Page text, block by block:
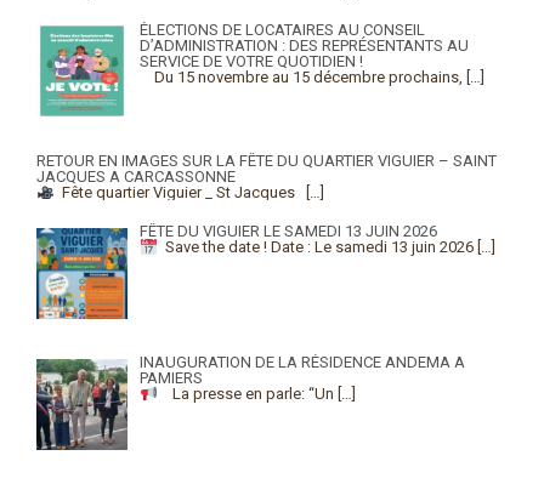
ÉLECTIONS DE LOCATAIRES AU CONSEIL
D’ADMINISTRATION : DES REPRÉSENTANTS AU
SERVICE DE VOTRE QUOTIDIEN !
Du 15 novembre au 15 décembre prochains, […]
RETOUR EN IMAGES SUR LA FÊTE DU QUARTIER VIGUIER – SAINT
JACQUES A CARCASSONNE
Fête quartier Viguier _ St Jacques
[…]
FÊTE DU VIGUIER LE SAMEDI 13 JUIN 2026
Save the date ! Date : Le samedi 13 juin 2026 […]
INAUGURATION DE LA RÉSIDENCE ANDEMA A
PAMIERS
La presse en parle: “Un […]